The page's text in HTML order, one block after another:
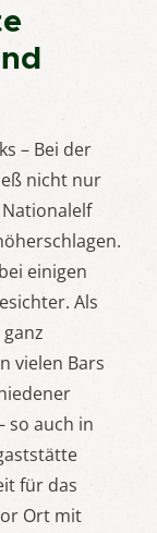
– Bei der
nicht nur
einigen
Als
vielen Bars
so auch in
für das
Ort mit